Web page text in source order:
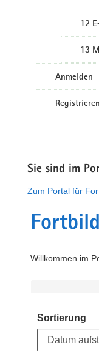
12
13
Anmelden
Registrieren
Sie sind im
Zum Portal für
Willkommen im
Sortierung